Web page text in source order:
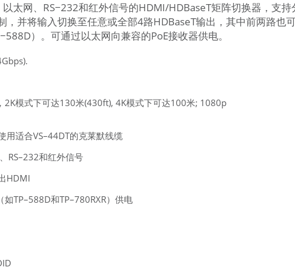
太网、RS−232和红外信号的HDMI/HDBaseT矩阵切换器，支
，并将输入切换至任意或全部4路HDBaseT输出，其中前两路
）。可通过以太网向兼容的PoE接收器供电。
2K模式下可达130米(430ft), 4K模式下可达100米; 1080p
适合VS–44DT的克莱默线缆
RS–232和红外信号
HDMI
TP–588D和TP–780RXR）供电